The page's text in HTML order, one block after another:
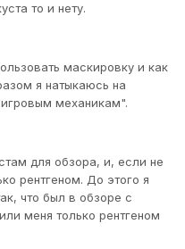
то и нету.
маскировку и как
я натыкаюсь на
механикам".
для обзора, и, если не
рентгеном. До этого я
что был в обзоре с
меня только рентгеном